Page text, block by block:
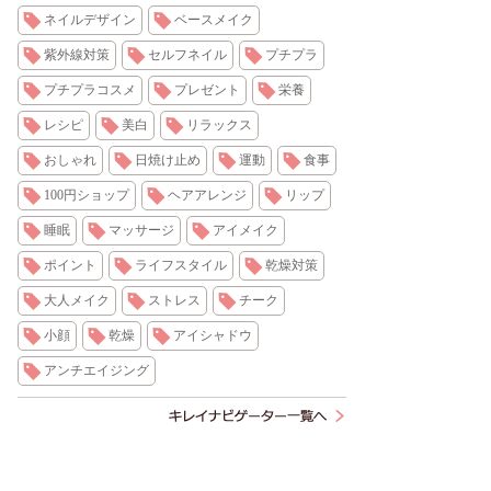
ネイルデザイン ベースメイク
紫外線対策 セルフネイル プチプラ
プチプラコスメ プレゼント 栄養
レシピ 美白 リラックス
おしゃれ 日焼け止め 運動 食事
100円ショップ ヘアアレンジ リップ
睡眠 マッサージ アイメイク
ポイント ライフスタイル 乾燥対策
大人メイク ストレス チーク
小顔 乾燥 アイシャドウ
アンチエイジング